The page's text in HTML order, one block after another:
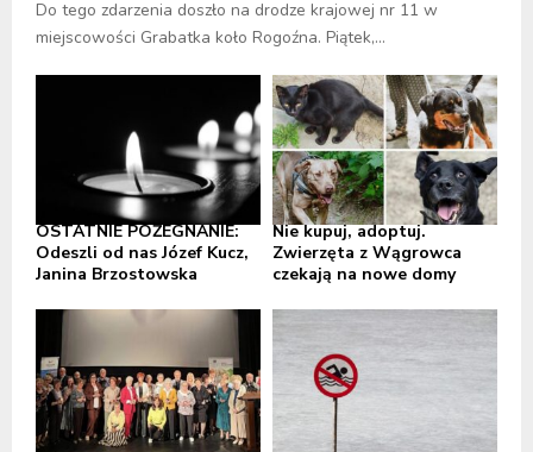
Do tego zdarzenia doszło na drodze krajowej nr 11 w
miejscowości Grabatka koło Rogoźna. Piątek,...
OSTATNIE POŻEGNANIE:
Odeszli od nas Józef Kucz,
Janina Brzostowska
Nie kupuj, adoptuj.
Zwierzęta z Wągrowca
czekają na nowe domy